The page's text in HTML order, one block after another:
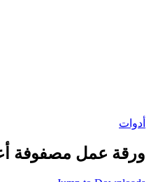
أدوات
ورقة عمل مصفوفة